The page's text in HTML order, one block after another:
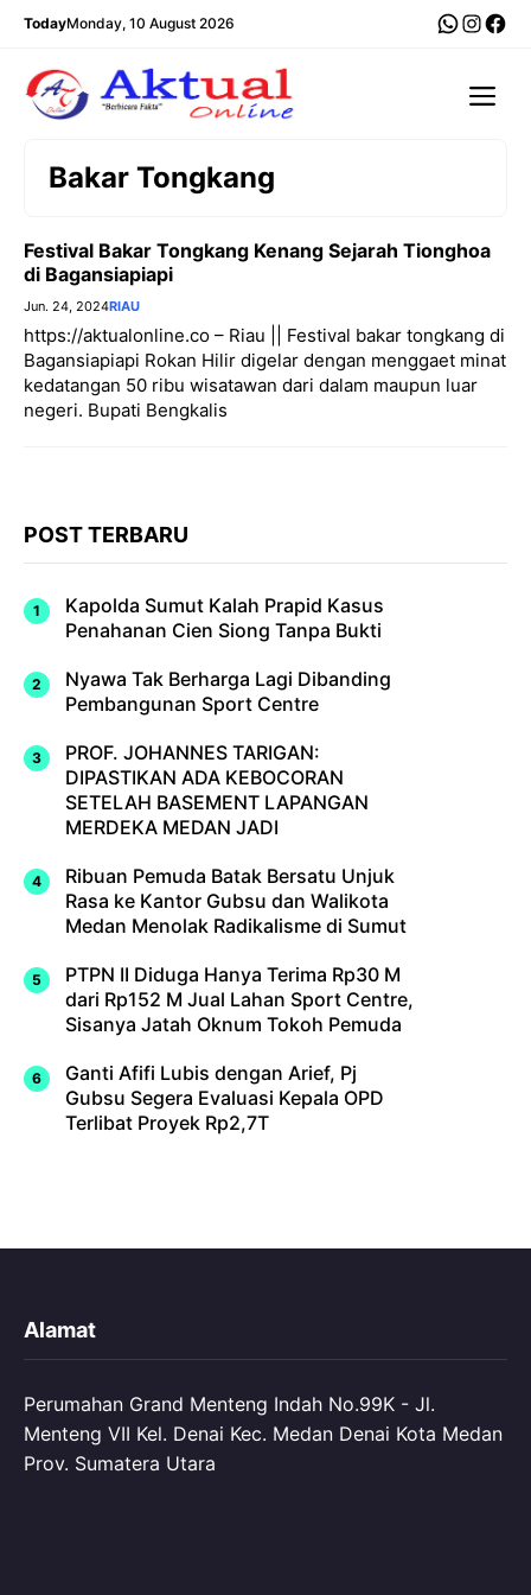
Langsung
TodayMonday, 10 August 2026
Bakar Tongkang
Festival Bakar Tongkang Kenang Sejarah Tionghoa
di Bagansiapiapi
Jun. 24, 2024RIAU
https://aktualonline.co – Riau || Festival bakar tongkang di
Bagansiapiapi Rokan Hilir digelar dengan menggaet minat
kedatangan 50 ribu wisatawan dari dalam maupun luar
negeri. Bupati Bengkalis
POST TERBARU
Kapolda Sumut Kalah Prapid Kasus
Penahanan Cien Siong Tanpa Bukti
Nyawa Tak Berharga Lagi Dibanding
Pembangunan Sport Centre
PROF. JOHANNES TARIGAN:
DIPASTIKAN ADA KEBOCORAN
SETELAH BASEMENT LAPANGAN
MERDEKA MEDAN JADI
Ribuan Pemuda Batak Bersatu Unjuk
Rasa ke Kantor Gubsu dan Walikota
Medan Menolak Radikalisme di Sumut
PTPN II Diduga Hanya Terima Rp30 M
dari Rp152 M Jual Lahan Sport Centre,
Sisanya Jatah Oknum Tokoh Pemuda
Ganti Afifi Lubis dengan Arief, Pj
Gubsu Segera Evaluasi Kepala OPD
Terlibat Proyek Rp2,7T
Alamat
Perumahan Grand Menteng Indah No.99K - Jl.
Menteng VII Kel. Denai Kec. Medan Denai Kota Medan
Prov. Sumatera Utara